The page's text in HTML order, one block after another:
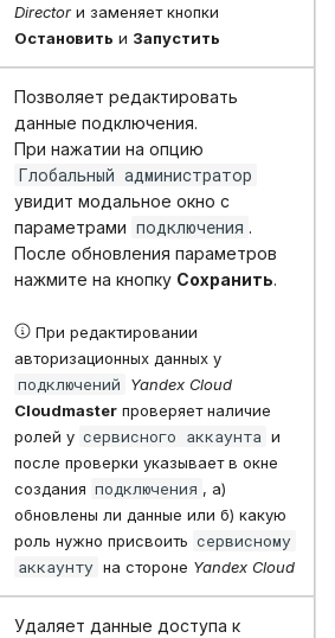
Directorи заменяет кнопки
Остановить и Запустить
Позволяет редактировать
данные подключения.
При нажатии на опцию
Глобальный администратор
увидит модальное окно с
параметрами подключения .
После обновления параметров
нажмите на кнопку Сохранить.
При редактировании
авторизационных данных у
подключений
Yandex Cloud
Cloudmasterпроверяет наличие
ролей у сервисного аккаунта и
после проверки указывает в окне
создания подключения , а)
обновлены ли данные или б) какую
роль нужно присвоить сервисному
аккаунту на стороне Yandex Cloud
Удаляет данные доступа к